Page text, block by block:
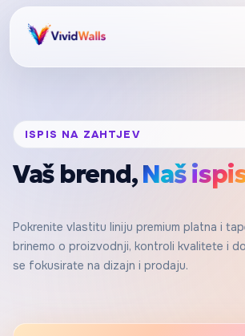
ISPIS NA ZAHTJEV
Vaš brend,Naš
Pokrenite vlastitu liniju premium platna i
brinemo o proizvodnji, kontroli kvalitete i
se fokusirate na dizajn i prodaju.